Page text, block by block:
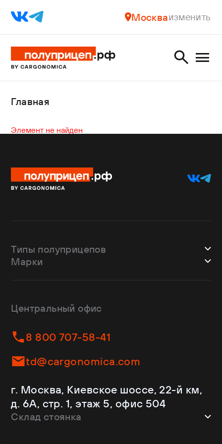
Москваизменить
Главная
Элемент не найден
Типы полуприцепов
Шторные
Изотермы
Контейнеровозы
Самосвалы
Ломовозы
С кониками
Рефрижераторы
Марки
Dongfeng
Helfimmer
JAC
Kassbohrer
Krone
Mercedes-Benz
Schmitz Cargobull
Shacman
Центральный офис
8 800 707-58-41
td@cargonomica.com
г. Москва, Киевское шоссе, 22-й км,
д. 6А, стр. 1, этаж 5, офис 504
Склад стоянка